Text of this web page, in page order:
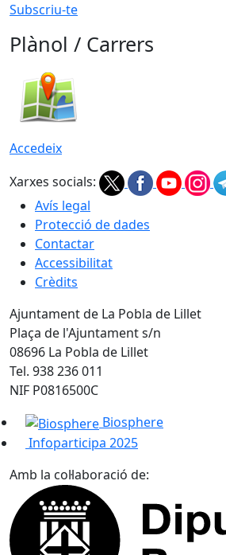
Subscriu-te
Plànol / Carrers
Accedeix
Xarxes socials:
Avís legal
Protecció de dades
Contactar
Accessibilitat
Crèdits
Ajuntament de La Pobla de Lillet
Plaça de l'Ajuntament s/n
08696 La Pobla de Lillet
Tel. 938 236 011
NIF P0816500C
Biosphere
Infoparticipa 2025
Amb la col·laboració de: